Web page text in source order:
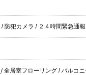
/ 防犯カメラ / ２４時間緊急通
/全居室フローリング /バルコニ